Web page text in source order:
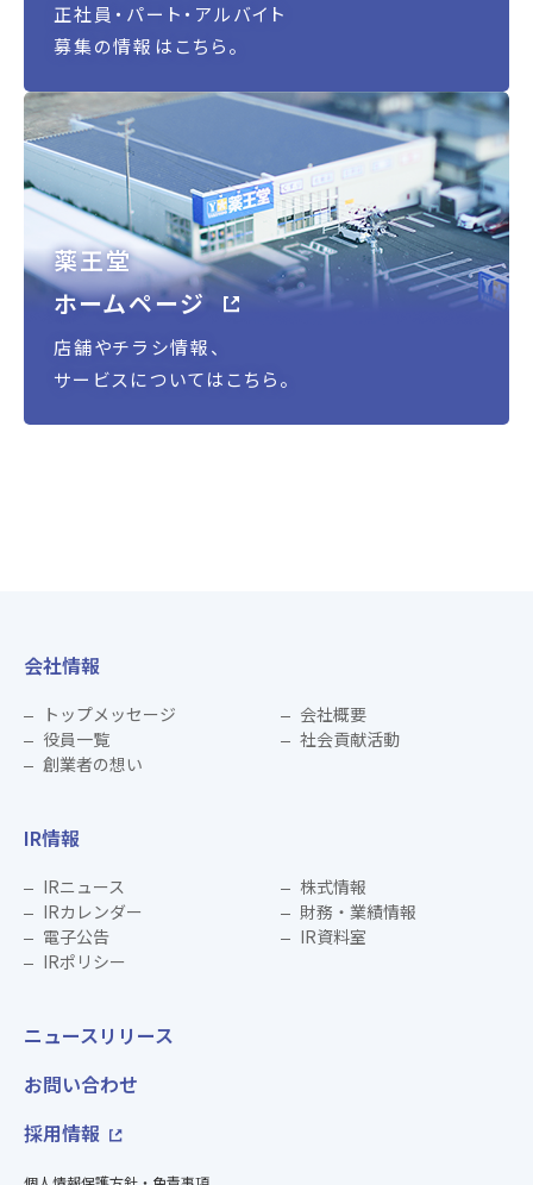
正社員・パート・アルバイト
募集の情報はこちら。
薬王堂
ホームページ
店舗やチラシ情報、
サービスについてはこちら。
会社情報
トップメッセージ
会社概要
役員一覧
社会貢献活動
創業者の想い
IR情報
IRニュース
株式情報
IRカレンダー
財務・業績情報
電子公告
IR資料室
IRポリシー
ニュースリリース
お問い合わせ
採用情報